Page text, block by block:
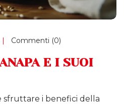
Commenti (0)
E I SUOI
sfruttare i benefici della